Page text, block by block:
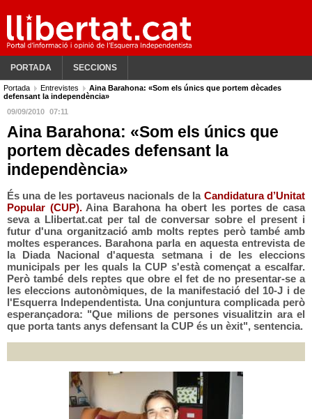
PORTADA SECCIONS
Portada Entrevistes
Aina Barahona: «Som els únics que portem dècades
defensant la independència»
09/09/2010 07:11
Aina Barahona: «Som els únics que
portem dècades defensant la
independència»
És una de les portaveus nacionals de la Candidatura d’Unitat
Popular (CUP).Aina Barahona ha obert les portes de casa
seva a Llibertat.catper tal de conversar sobre el present i
futur d'una organització amb molts reptes però també amb
moltes esperances. Barahona parla en aquesta entrevista de
la Diada Nacional d'aquesta setmana i de les eleccions
municipals per les quals la CUP s'està començat a escalfar.
Però també dels reptes que obre el fet de no presentar-se a
les eleccions autonòmiques, de la manifestació del 10-J i de
l'Esquerra Independentista. Una conjuntura complicada però
esperançadora: "Que milions de persones visualitzin ara el
que porta tants anys defensant la CUP és un èxit", sentencia.